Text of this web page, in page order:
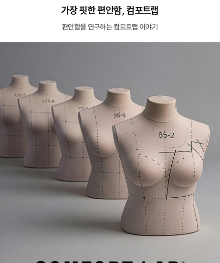
가장 핏한 편안함, 컴포트랩
편안함을 연구하는 컴포트랩 이야기